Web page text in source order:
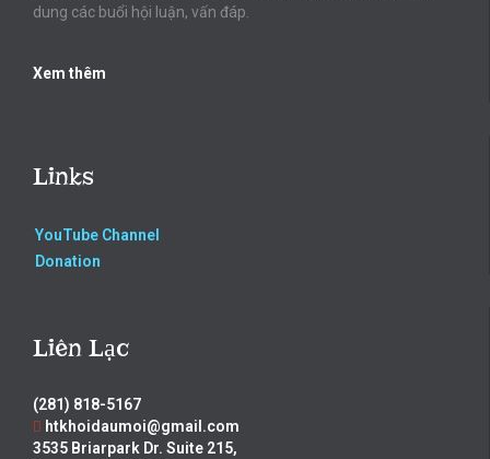
dung các buổi hội luận, vấn đáp.
Xem thêm
Links
YouTube Channel
Donation
Liên Lạc
(281) 818-5167
htkhoidaumoi@gmail.com
3535 Briarpark Dr. Suite 215,